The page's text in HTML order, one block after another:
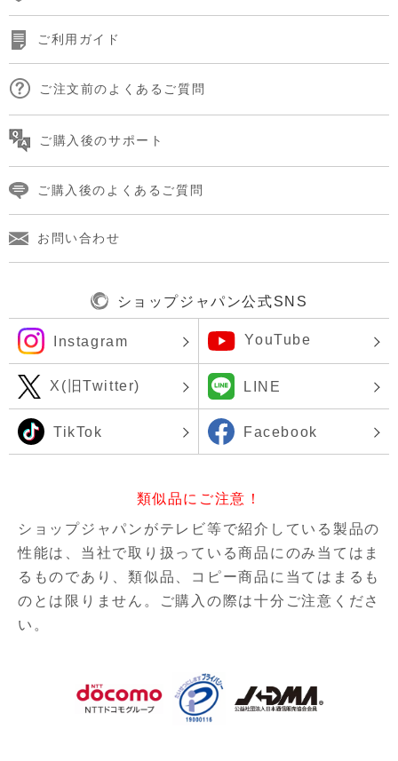
ご利用ガイド
ご注文前のよくあるご質問
ご購入後のサポート
ご購入後のよくあるご質問
お問い合わせ
ショップジャパン公式SNS
Instagram YouTube
X(旧Twitter) LINE
TikTok Facebook
類似品にご注意！
ショップジャパンがテレビ等で紹介している製品の
性能は、当社で取り扱っている商品にのみ当てはま
るものであり、類似品、コピー商品に当てはまるも
のとは限りません。ご購入の際は十分ご注意くださ
い。